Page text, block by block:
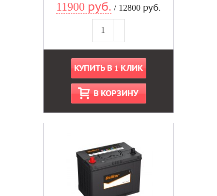
11900 руб. / 12800 руб.
КУПИТЬ В 1 КЛИК
В КОРЗИНУ